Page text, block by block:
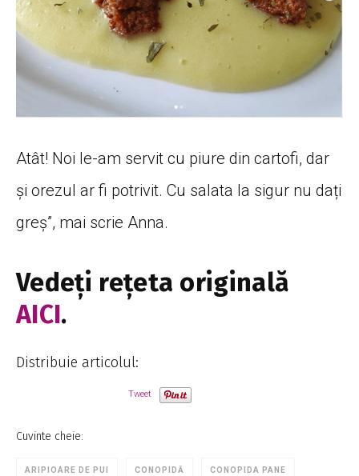
Atât! Noi le-am servit cu piure din cartofi, dar
și orezul ar fi potrivit. Cu salata la sigur nu dați
greș”, mai scrie Anna.
Vedeți rețeta originală
AICI.
Distribuie articolul:
Tweet
Cuvinte cheie:
ARIPIOARE DE PUI CONOPIDĂ CONOPIDA PANE